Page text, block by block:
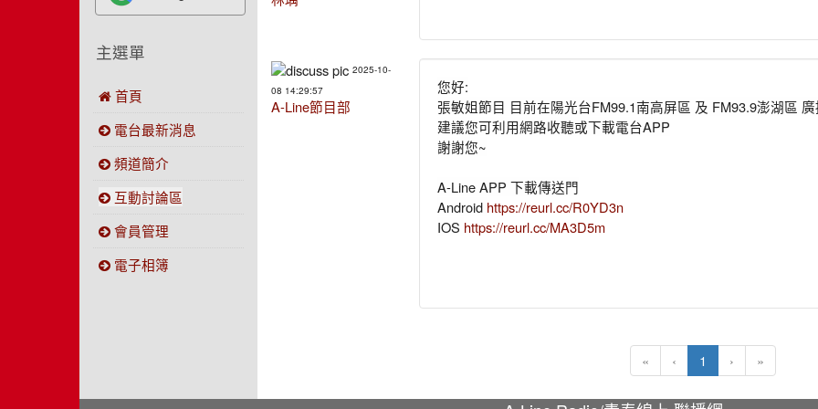
2025-10-
08 14:29:57
A-Line節目部
您好:
張敏姐節目 目前在陽光台FM99.1南高屏區 及 FM93.9澎湖區
建議您可利用網路收聽或下載電台APP
謝謝您~
A-Line APP 下載傳送門
Android https://reurl.cc/R0YD3n
IOS https://reurl.cc/MA3D5m
« ‹ 1 (current)
› »
主選單
首頁
電台最新消息
頻道簡介
互動討論區
會員管理
電子相簿